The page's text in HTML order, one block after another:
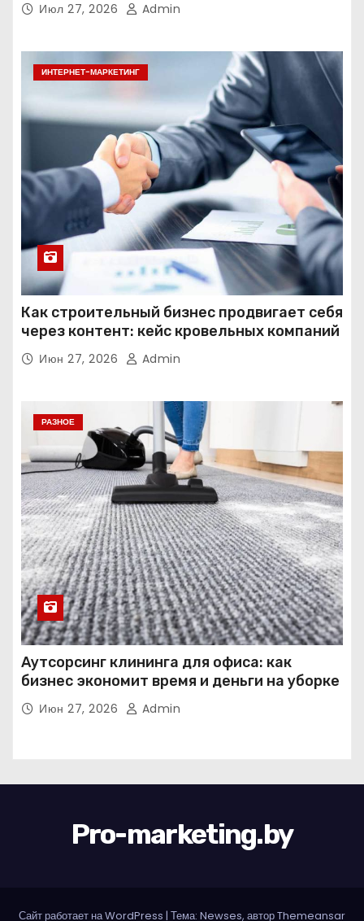
Июл 27, 2026 Admin
ИНТЕРНЕТ-МАРКЕТИНГ
Как строительный бизнес продвигает себя
через контент: кейс кровельных компаний
Июн 27, 2026 Admin
РАЗНОЕ
Аутсорсинг клининга для офиса: как
бизнес экономит время и деньги на уборке
Июн 27, 2026 Admin
Pro-marketing.by
Сайт работает на WordPress | Тема: Newses, авторThemeansar